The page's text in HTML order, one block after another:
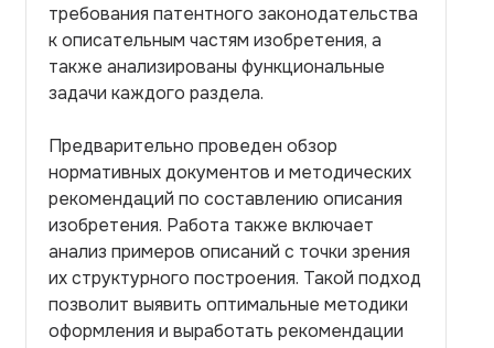
требования патентного законодательства
к описательным частям изобретения, а
также анализированы функциональные
задачи каждого раздела.
Предварительно проведен обзор
нормативных документов и методических
рекомендаций по составлению описания
изобретения. Работа также включает
анализ примеров описаний с точки зрения
их структурного построения. Такой подход
позволит выявить оптимальные методики
оформления и выработать рекомендации